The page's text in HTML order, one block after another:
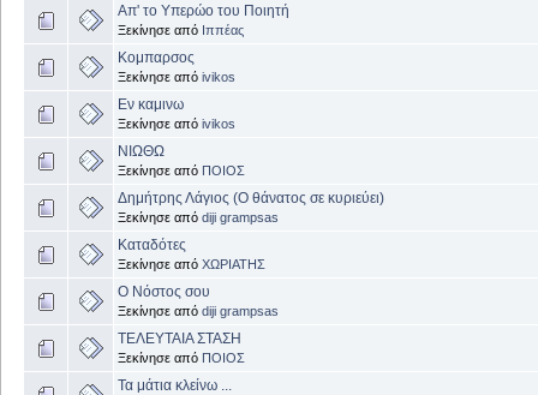
Απ' το Υπερώο του Ποιητή
Ξεκίνησε από Ιππέας
Κομπαρσος
Ξεκίνησε από ivikos
Εν καμινω
Ξεκίνησε από ivikos
ΝΙΩΘΩ
Ξεκίνησε από ΠΟΙΟΣ
Δημήτρης Λάγιος (Ο θάνατος σε κυριεύει)
Ξεκίνησε από diji grampsas
Καταδότες
Ξεκίνησε από ΧΩΡΙΑΤΗΣ
Ο Νόστος σου
Ξεκίνησε από diji grampsas
ΤΕΛΕΥΤΑΙΑ ΣΤΑΣΗ
Ξεκίνησε από ΠΟΙΟΣ
Τα μάτια κλείνω ...